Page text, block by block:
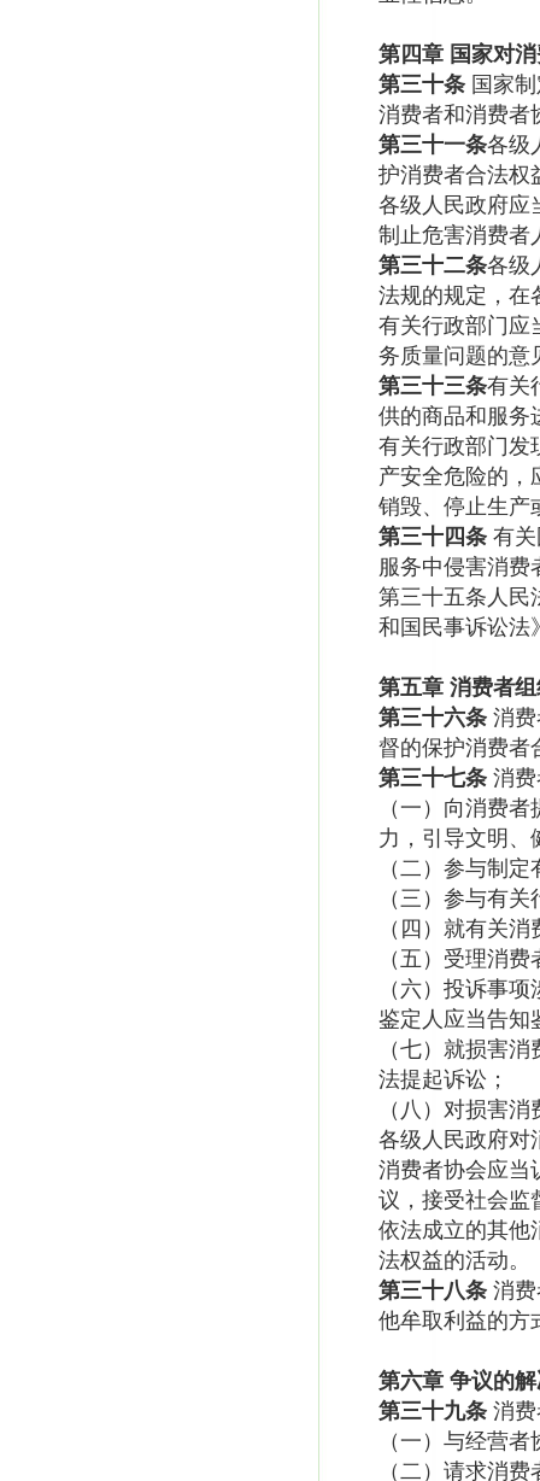
第四章 国家对
第三十条国家制
消费者和消费者
第三十一条各级
护消费者合法权
各级人民政府应
制止危害消费者
第三十二条各级
法规的规定，在
有关行政部门应
务质量问题的意
第三十三条有关
供的商品和服务
有关行政部门发
产安全危险的，
销毁、停止生产
第三十四条有关
服务中侵害消费
第三十五条人民
和国民事诉讼法
第五章 消费者
第三十六条消费
督的保护消费者
第三十七条 消
（一）向消费
力，引导文明、
（二）参与制
（三）参与有
（四）就有关
（五）受理消
（六）投诉事
鉴定人应当告知
（七）就损害
法提起诉讼；
（八）对损害
各级人民政府对
消费者协会应当
议，接受社会监
依法成立的其他
法权益的活动。
第三十八条消费
他牟取利益的方
第六章 争议的
第三十九条消费
（一）与经营
（二）请求消